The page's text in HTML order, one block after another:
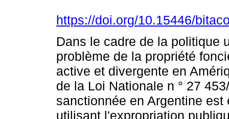
https://doi.org/10.15446/
Dans le cadre de la politique
problème de la propriété
active et divergente en
de la Loi Nationale n ° 27
sanctionnée en Argentine
utilisant l'expropriation